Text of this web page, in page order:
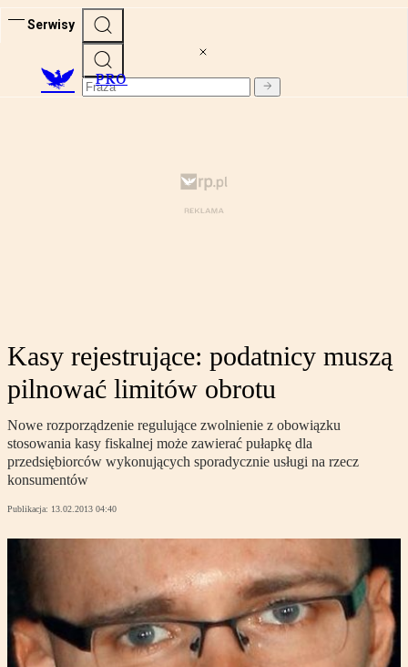
Serwisy
PRO
Kasy rejestrujące: podatnicy muszą
pilnować limitów obrotu
Nowe rozporządzenie regulujące zwolnienie z obowiązku
stosowania kasy fiskalnej może zawierać pułapkę dla
przedsiębiorców wykonujących sporadycznie usługi na rzecz
konsumentów
Publikacja: 13.02.2013 04:40